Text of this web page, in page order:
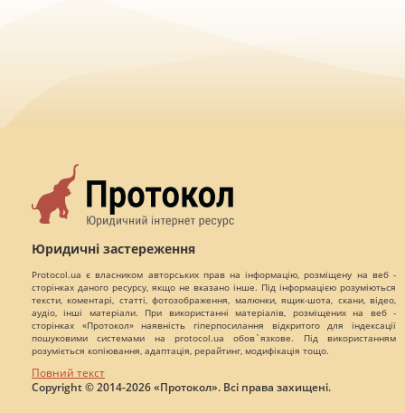
Юридичні застереження
Protocol.ua є власником авторських прав на інформацію, розміщену на веб -
сторінках даного ресурсу, якщо не вказано інше. Під інформацією розуміються
тексти, коментарі, статті, фотозображення, малюнки, ящик-шота, скани, відео,
аудіо, інші матеріали. При використанні матеріалів, розміщених на веб -
сторінках «Протокол» наявність гіперпосилання відкритого для індексації
пошуковими системами на protocol.ua обов`язкове. Під використанням
розуміється копіювання, адаптація, рерайтинг, модифікація тощо.
Повний текст
Copyright © 2014-2026 «Протокол». Всі права захищені.